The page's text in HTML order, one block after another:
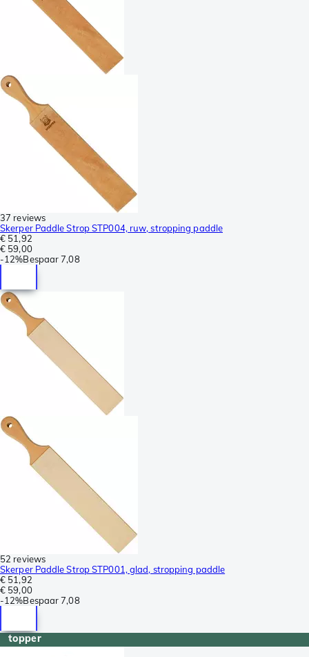
37 reviews
Skerper Paddle Strop STP004, ruw, stropping paddle
€ 51,92
€ 59,00
-12%Bespaar 7,08
52 reviews
Skerper Paddle Strop STP001, glad, stropping paddle
€ 51,92
€ 59,00
-12%Bespaar 7,08
topper